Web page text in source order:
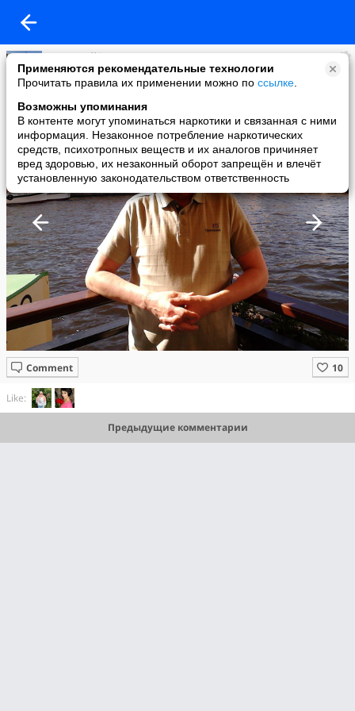
Применяются рекомендательные технологии
Прочитать правила их применении можно по ссылке
Возможны упоминания
В контенте могут упоминаться наркотики и связанная с ними
информация. Незаконное потребление наркотических
средств, психотропных веществ и их аналогов причиняет
вред здоровью, их незаконный оборот запрещён и влечёт
установленную законодательством ответственность
Анатолий*
added a photo
04 Jun в 18:08
Comment
Like:
Предыдущие комментарии